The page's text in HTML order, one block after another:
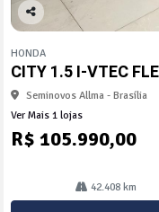
Co
arti
lhe
HONDA
CITY 1.5 I-VTEC
Seminovos Allma - Brasília
Ver Mais 1 lojas
R$ 105.990,00
42.408 km